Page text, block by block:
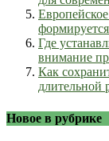
Где
внимание
Как
длительной
Новое в рубрике